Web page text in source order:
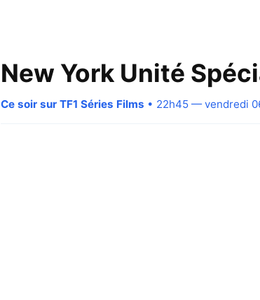
New York Unité
Ce soir sur TF1 Séries Films • 22h45 — vendredi